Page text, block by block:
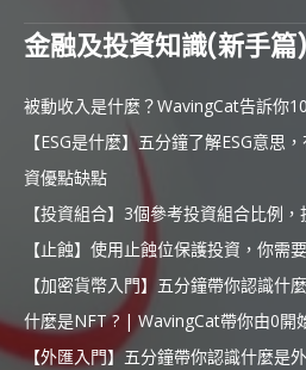
金融及投資知識(新手篇)
被動收入是什麼？WavingCat告訴你
【ESG是什麼】五分鐘了解ESG意思
資優點缺點
【投資組合】3個參考投資組合比例
【止蝕】使用止蝕位保護投資，你需
【加密貨幣入門】五分鐘帶你認識
什麼是NFT ? | WavingCat帶你由0開
【外匯入門】五分鐘帶你認識什麼是